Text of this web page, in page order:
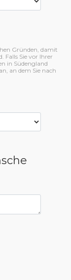
Gründen, damit
Falls Sie vor Ihrer
in Südengland
an dem Sie nach